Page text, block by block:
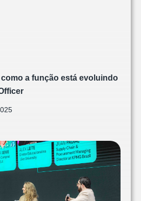
a função está evoluindo